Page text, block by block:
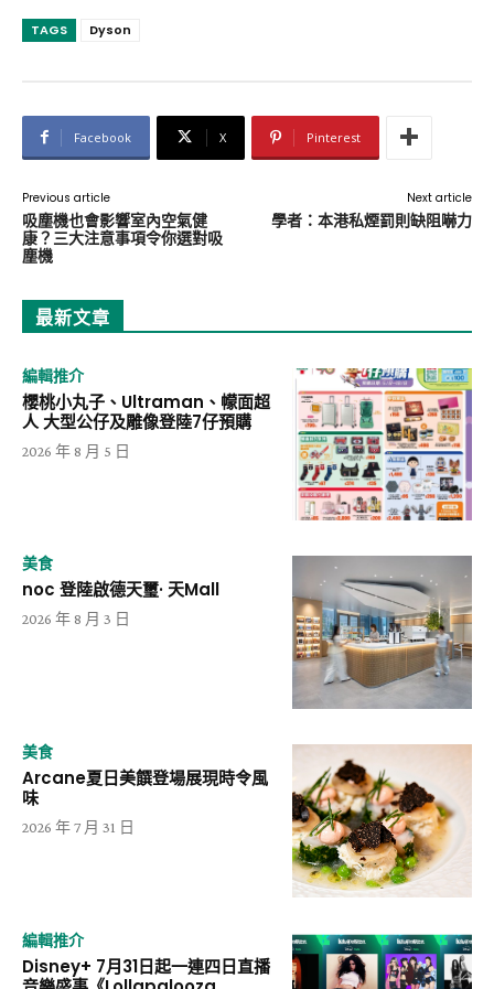
TAGS Dyson
Facebook X Pinterest
Previous article
吸塵機也會影響室內空氣健
康？三大注意事項令你選對吸
塵機
Next article
學者：本港私煙罰則缺阻嚇力
最新文章
編輯推介
櫻桃小丸子、Ultraman、幪面超
人 大型公仔及雕像登陸7仔預購
2026 年 8 月 5 日
美食
noc 登陸啟德天璽· 天Mall
2026 年 8 月 3 日
美食
Arcane夏日美饌登場展現時令風
味
2026 年 7 月 31 日
編輯推介
Disney+ 7月31日起一連四日直播